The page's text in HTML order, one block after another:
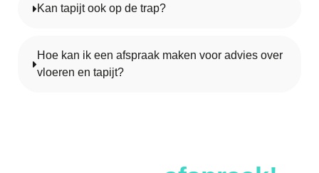
Kan tapijt ook op de trap?
Hoe kan ik een afspraak maken voor advies over
vloeren en tapijt?